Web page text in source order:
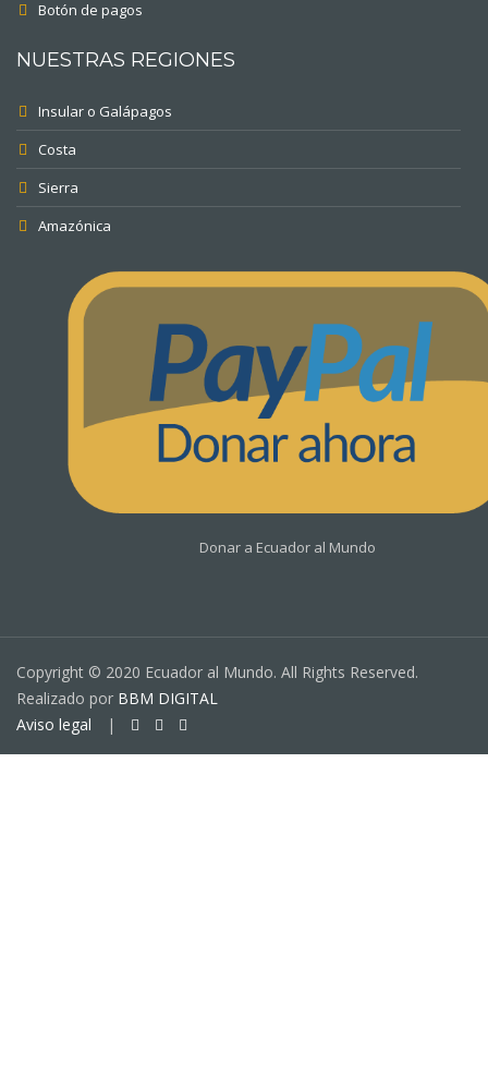
Botón de pagos
NUESTRAS REGIONES
Insular o Galápagos
Costa
Sierra
Amazónica
Donar a Ecuador al Mundo
Copyright © 2020 Ecuador al Mundo. All Rights Reserved.
Realizado por BBM DIGITAL
Aviso legal
|